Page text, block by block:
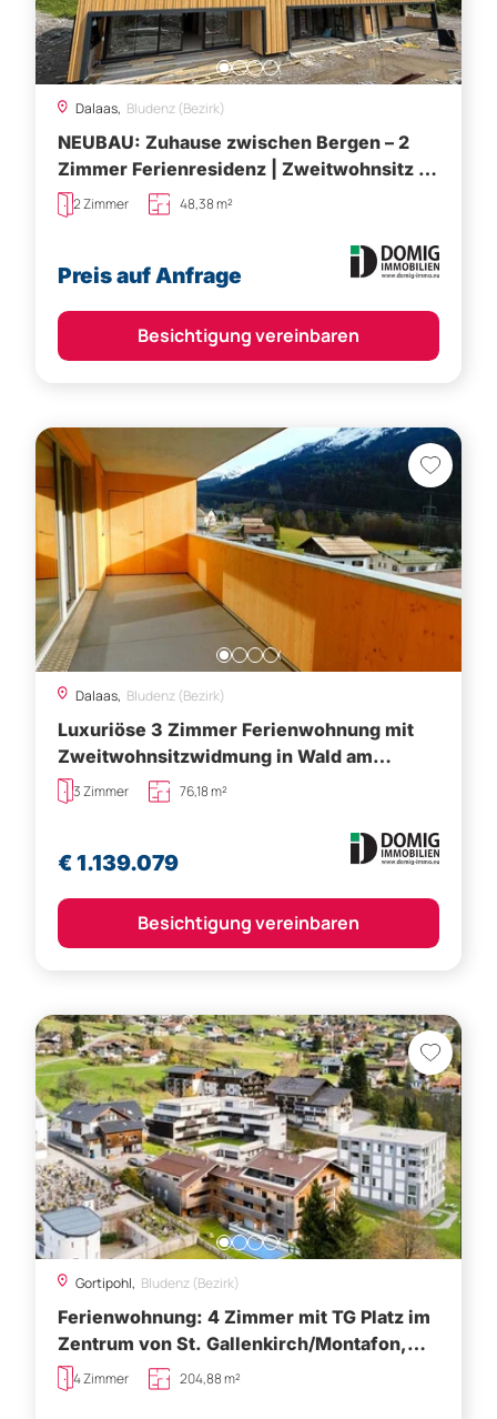
Dalaas, Bludenz (Bezirk)
NEUBAU: Zuhause zwischen Bergen – 2
Zimmer Ferienresidenz | Zweitwohnsitz in
Dalaas (TOP 8)
2 Zimmer 48,38 m²
Preis auf Anfrage
Besichtigung vereinbaren
Dalaas, Bludenz (Bezirk)
Luxuriöse 3 Zimmer Ferienwohnung mit
Zweitwohnsitzwidmung in Wald am
Arlberg! 3.OG Top 2
3 Zimmer 76,18 m²
€ 1.139.079
Besichtigung vereinbaren
Gortipohl, Bludenz (Bezirk)
Ferienwohnung: 4 Zimmer mit TG Platz im
Zentrum von St. Gallenkirch/Montafon,
2,5 - 3% Rendite/Jahr!
4 Zimmer 204,88 m²